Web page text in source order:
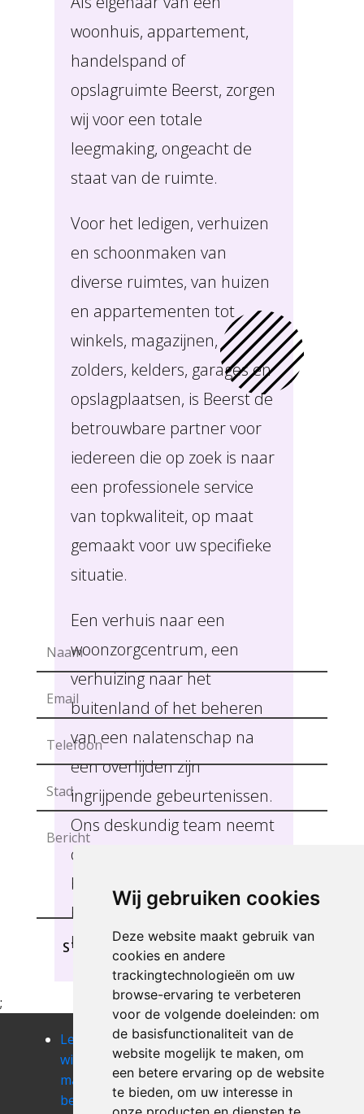
Wij gebruiken cookies
Deze website maakt gebruik van
cookies en andere
trackingtechnologieën om uw
browse-ervaring te verbeteren
voor de volgende doeleinden: om
de basisfunctionaliteit van de
website mogelijk te maken, om
een betere ervaring op de website
te bieden, om uw interesse in
woonhuis, appartement,
handelspand of
opslagruimte Beerst, zorgen
wij voor een totale
leegmaking, ongeacht de
staat van de ruimte.
Voor het ledigen, verhuizen
en schoonmaken van
diverse ruimtes, van huizen
en appartementen tot
winkels, magazijnen,
zolders, kelders, garages en
opslagplaatsen, is Beerst de
betrouwbare partner voor
iedereen die op zoek is naar
een professionele service
van topkwaliteit, op maat
gemaakt voor uw specifieke
situatie.
Een verhuis naar een
woonzorgcentrum, een
verhuizing naar het
buitenland of het beheren
van een nalatenschap na
een overlijden zijn
ingrijpende gebeurtenissen.
Ons deskundig team neemt
de tijd om uw wensen te
begrijpen zodat we u de
beste service kunnen
leveren, Beerst.
STUREN
;
Leegmaken
winkel of
magazij
bekegem
Leegmaken
winkel of
magazij
bellegem
Leegmaken
winkel of
magazij
beselare